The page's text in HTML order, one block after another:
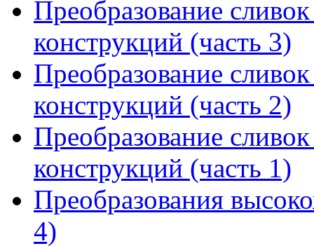
Преобразование
конструкций (часть 3)
Преобразование
конструкций (часть 2)
Преобразование
конструкций (часть 1)
Преобразования
4)